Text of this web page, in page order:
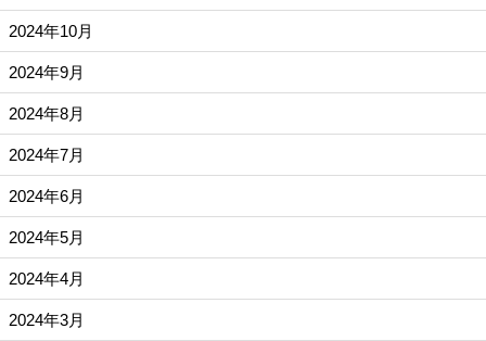
2024年10月
2024年9月
2024年8月
2024年7月
2024年6月
2024年5月
2024年4月
2024年3月